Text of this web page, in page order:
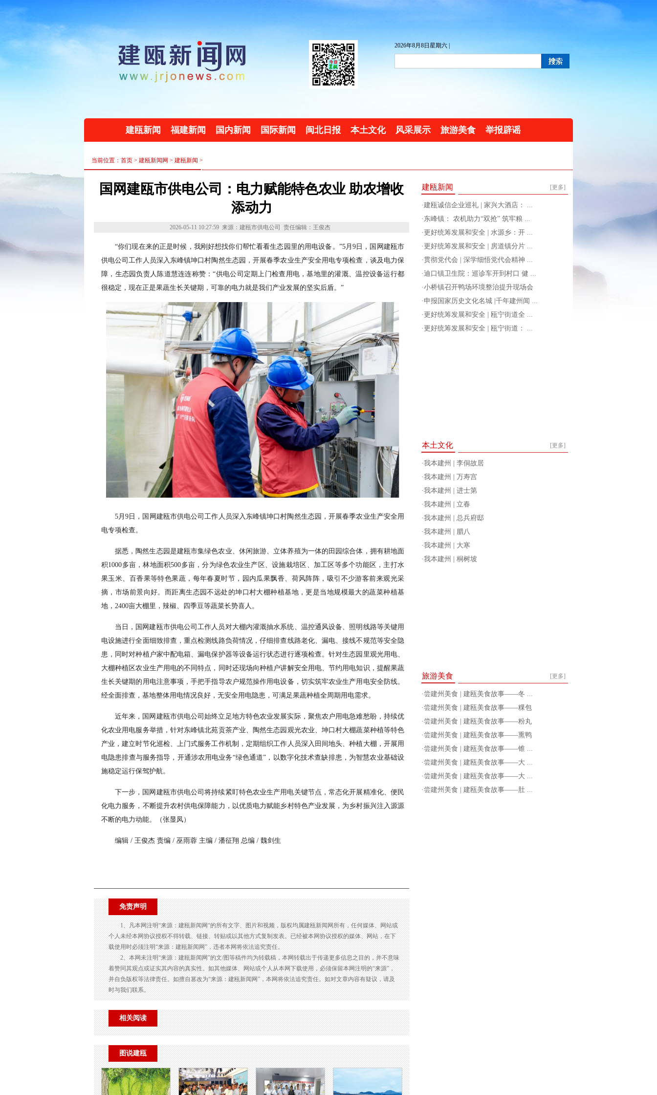
2026年8月8日星期六 |
建瓯新闻 福建新闻 国内新闻 国际新闻 闽北日报 本土文化 风采展示 旅游美食 举报辟谣
当前位置：首页 > 建瓯新闻网 > 建瓯新闻 >
国网建瓯市供电公司：电力赋能特色农业 助农增收
添动力
2026-05-11 10:27:59 来源：建瓯市供电公司 责任编辑：王俊杰
“你们现在来的正是时候，我刚好想找你们帮忙看看生态园里的用电设备。”5月9日，国网建瓯市
供电公司工作人员深入东峰镇坤口村陶然生态园，开展春季农业生产安全用电专项检查，谈及电力保
障，生态园负责人陈道慧连连称赞：“供电公司定期上门检查用电，基地里的灌溉、温控设备运行都
很稳定，现在正是果蔬生长关键期，可靠的电力就是我们产业发展的坚实后盾。”
5月9日，国网建瓯市供电公司工作人员深入东峰镇坤口村陶然生态园，开展春季农业生产安全用
电专项检查。
据悉，陶然生态园是建瓯市集绿色农业、休闲旅游、立体养殖为一体的田园综合体，拥有耕地面
积1000多亩，林地面积500多亩，分为绿色农业生产区、设施栽培区、加工区等多个功能区，主打水
果玉米、百香果等特色果蔬，每年春夏时节，园内瓜果飘香、荷风阵阵，吸引不少游客前来观光采
摘，市场前景向好。而距离生态园不远处的坤口村大棚种植基地，更是当地规模最大的蔬菜种植基
地，2400亩大棚里，辣椒、四季豆等蔬菜长势喜人。
当日，国网建瓯市供电公司工作人员对大棚内灌溉抽水系统、温控通风设备、照明线路等关键用
电设施进行全面细致排查，重点检测线路负荷情况，仔细排查线路老化、漏电、接线不规范等安全隐
患，同时对种植户家中配电箱、漏电保护器等设备运行状态进行逐项检查。针对生态园里观光用电、
大棚种植区农业生产用电的不同特点，同时还现场向种植户讲解安全用电、节约用电知识，提醒果蔬
生长关键期的用电注意事项，手把手指导农户规范操作用电设备，切实筑牢农业生产用电安全防线。
经全面排查，基地整体用电情况良好，无安全用电隐患，可满足果蔬种植全周期用电需求。
近年来，国网建瓯市供电公司始终立足地方特色农业发展实际，聚焦农户用电急难愁盼，持续优
化农业用电服务举措，针对东峰镇北苑贡茶产业、陶然生态园观光农业、坤口村大棚蔬菜种植等特色
产业，建立时节化巡检、上门式服务工作机制，定期组织工作人员深入田间地头、种植大棚，开展用
电隐患排查与服务指导，开通涉农用电业务“绿色通道”，以数字化技术查缺排患，为智慧农业基础设
施稳定运行保驾护航。
下一步，国网建瓯市供电公司将持续紧盯特色农业生产用电关键节点，常态化开展精准化、便民
化电力服务，不断提升农村供电保障能力，以优质电力赋能乡村特色产业发展，为乡村振兴注入源源
不断的电力动能。（张显凤）
编辑 / 王俊杰 责编 / 巫雨蓉 主编 / 潘征翔 总编 / 魏剑生
免责声明
1、凡本网注明“来源：建瓯新闻网“的所有文字、图片和视频，版权均属建瓯新闻网所有，任何媒体、网站或
个人未经本网协议授权不得转载、链接、转贴或以其他方式复制发表。已经被本网协议授权的媒体、网站，在下
载使用时必须注明“来源：建瓯新闻网”，违者本网将依法追究责任。
2、本网未注明“来源：建瓯新闻网”的文/图等稿件均为转载稿，本网转载出于传递更多信息之目的，并不意味
着赞同其观点或证实其内容的真实性。如其他媒体、网站或个人从本网下载使用，必须保留本网注明的“来源”，
并自负版权等法律责任。如擅自篡改为“来源：建瓯新闻网”，本网将依法追究责任。如对文章内容有疑议，请及
时与我们联系。
相关阅读
图说建瓯
[更多]
建瓯新闻
·建瓯诚信企业巡礼 | 家兴大酒店： ...
· 东峰镇： 农机助力“双抢” 筑牢粮 ...
· 更好统筹发展和安全 | 水源乡：开 ...
· 更好统筹发展和安全 | 房道镇分片 ...
·贯彻党代会 | 深学细悟党代会精神 ...
·迪口镇卫生院：巡诊车开到村口 健 ...
·小桥镇召开鸭场环境整治提升现场会
· 申报国家历史文化名城 |千年建州闻 ...
· 更好统筹发展和安全 | 瓯宁街道全 ...
· 更好统筹发展和安全 | 瓯宁街道： ...
[更多]
本土文化
·我本建州 | 李侗故居
·我本建州 | 万寿宫
·我本建州 | 进士第
·我本建州 | 立春
·我本建州 | 总兵府邸
·我本建州 | 腊八
·我本建州 | 大寒
·我本建州 | 桐树坡
[更多]
旅游美食
·尝建州美食 | 建瓯美食故事——冬 ...
·尝建州美食 | 建瓯美食故事——粿包
·尝建州美食 | 建瓯美食故事——粉丸
·尝建州美食 | 建瓯美食故事——熏鸭
·尝建州美食 | 建瓯美食故事——锥 ...
·尝建州美食 | 建瓯美食故事——大 ...
·尝建州美食 | 建瓯美食故事——大 ...
·尝建州美食 | 建瓯美食故事——肚 ...